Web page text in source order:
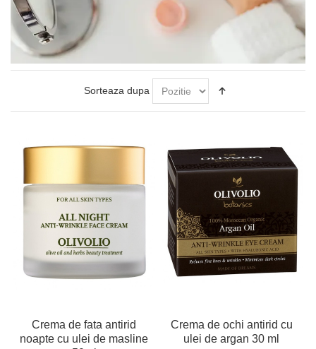
Sorteaza dupa
Crema de fata antirid
noapte cu ulei de masline
Crema de ochi antirid cu
ulei de argan 30 ml